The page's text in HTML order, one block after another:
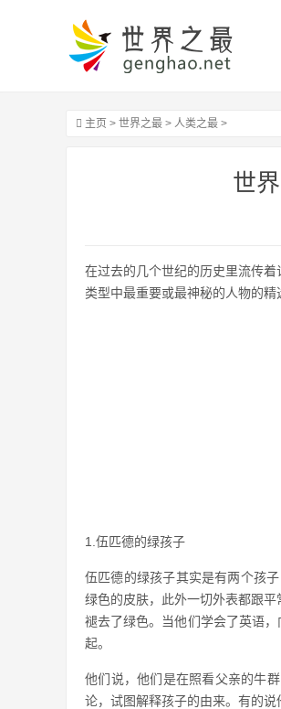
主页 > 世界之最 > 人类之最 >
世
在过去的几个世纪的历史里流传
类型中最重要或最神秘的人物的精
1.伍匹德的绿孩子
伍匹德的绿孩子其实是有两个孩
绿色的皮肤，此外一切外表都跟
褪去了绿色。当他们学会了英语
起。
他们说，他们是在照看父亲的牛
论，试图解释孩子的由来。有的